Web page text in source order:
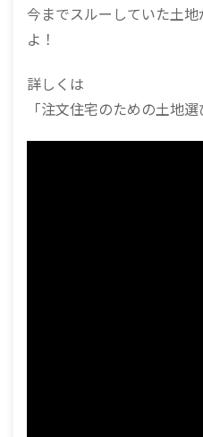
今までスルーしていた土
よ！
詳しくは
「注文住宅のための土地